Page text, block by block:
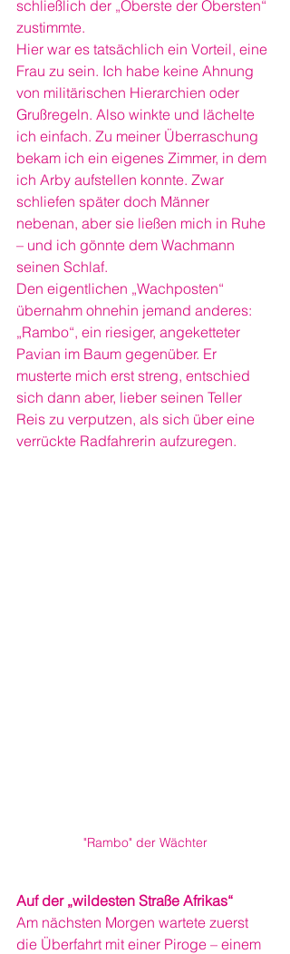
schließlich der „Oberste der Obersten“
zustimmte.
Hier war es tatsächlich ein Vorteil, eine
Frau zu sein. Ich habe keine Ahnung
von militärischen Hierarchien oder
Grußregeln. Also winkte und lächelte
ich einfach. Zu meiner Überraschung
bekam ich ein eigenes Zimmer, in dem
ich Arby aufstellen konnte. Zwar
schliefen später doch Männer
nebenan, aber sie ließen mich in Ruhe
– und ich gönnte dem Wachmann
seinen Schlaf.
Den eigentlichen „Wachposten“
übernahm ohnehin jemand anderes:
„Rambo“, ein riesiger, angeketteter
Pavian im Baum gegenüber. Er
musterte mich erst streng, entschied
sich dann aber, lieber seinen Teller
Reis zu verputzen, als sich über eine
verrückte Radfahrerin aufzuregen.
"Rambo" der Wächter
Auf der „wildesten Straße Afrikas“
Am nächsten Morgen wartete zuerst
die Überfahrt mit einer Piroge – einem